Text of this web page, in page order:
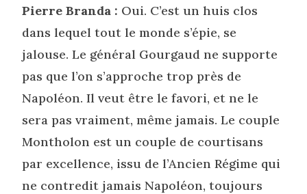
Pierre Branda : Oui. C’est un huis clos
dans lequel tout le monde s’épie, se
jalouse. Le général Gourgaud ne supporte
pas que l’on s’approche trop près de
Napoléon. Il veut être le favori, et ne le
sera pas vraiment, même jamais. Le couple
Montholon est un couple de courtisans
par excellence, issu de l’Ancien Régime qui
ne contredit jamais Napoléon, toujours